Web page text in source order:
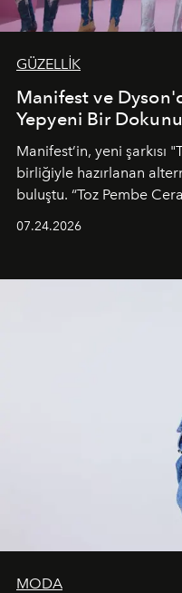
GÜZELLİK
Manifest ve
Yepyeni Bir
Manifest’in, yeni şarkısı
birliğiyle hazırlanan
buluştu. “Toz Pembe
unsurlarından biri olarak
07.24.2026
MODA